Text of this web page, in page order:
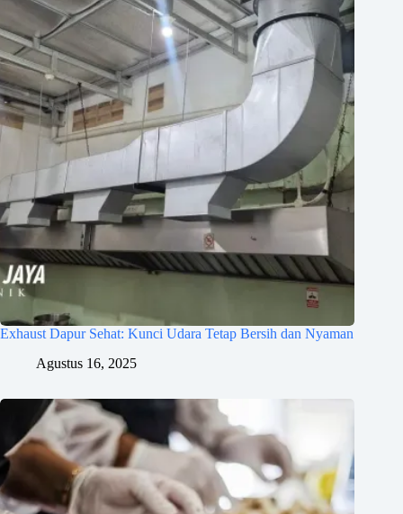
Exhaust Dapur Sehat: Kunci Udara Tetap Bersih dan Nyaman
Agustus 16, 2025